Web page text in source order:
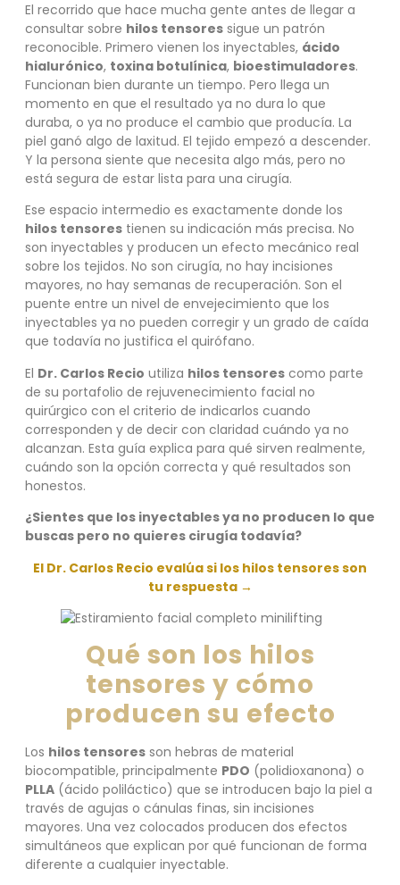
El recorrido que hace mucha gente antes de llegar a
consultar sobre hilos tensores sigue un patrón
reconocible. Primero vienen los inyectables, ácido
hialurónico, toxina botulínica, bioestimuladores.
Funcionan bien durante un tiempo. Pero llega un
momento en que el resultado ya no dura lo que
duraba, o ya no produce el cambio que producía. La
piel ganó algo de laxitud. El tejido empezó a descender.
Y la persona siente que necesita algo más, pero no
está segura de estar lista para una cirugía.
Ese espacio intermedio es exactamente donde los
hilos tensores tienen su indicación más precisa. No
son inyectables y producen un efecto mecánico real
sobre los tejidos. No son cirugía, no hay incisiones
mayores, no hay semanas de recuperación. Son el
puente entre un nivel de envejecimiento que los
inyectables ya no pueden corregir y un grado de caída
que todavía no justifica el quirófano.
El Dr. Carlos Recio utiliza hilos tensores como parte
de su portafolio de rejuvenecimiento facial no
quirúrgico con el criterio de indicarlos cuando
corresponden y de decir con claridad cuándo ya no
alcanzan. Esta guía explica para qué sirven realmente,
cuándo son la opción correcta y qué resultados son
honestos.
¿Sientes que los inyectables ya no producen lo que
buscas pero no quieres cirugía todavía?
El Dr. Carlos Recio evalúa si los hilos tensores son
tu respuesta →
Qué son los hilos
tensores y cómo
producen su efecto
Los hilos tensores son hebras de material
biocompatible, principalmente PDO (polidioxanona) o
PLLA (ácido poliláctico) que se introducen bajo la piel a
través de agujas o cánulas finas, sin incisiones
mayores. Una vez colocados producen dos efectos
simultáneos que explican por qué funcionan de forma
diferente a cualquier inyectable.